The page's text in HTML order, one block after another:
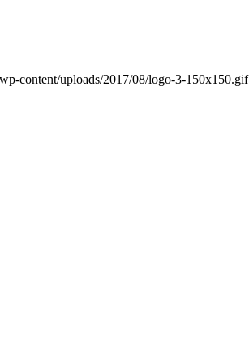
content/uploads/2017/08/logo-3-150x150.gif